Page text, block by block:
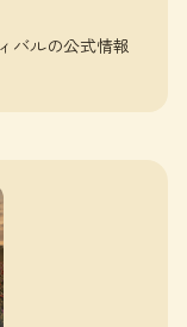
バルの公式情報